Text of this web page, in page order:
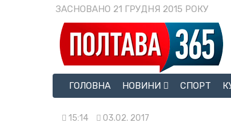
ЗАСНОВАНО 21 ГРУДНЯ 2015 РОКУ
ГОЛОВНА
НОВИНИ СПОРТ
15:14 03.02. 2017